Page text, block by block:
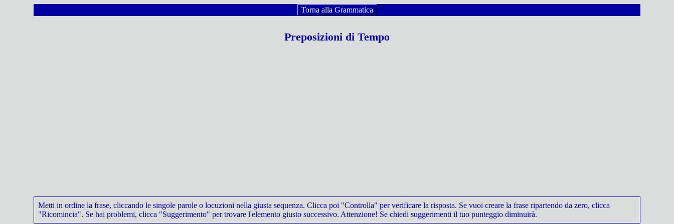
Torna alla Grammatica
Preposizioni di Tempo
Metti in ordine la frase, cliccando le singole parole o locuzioni nella giusta sequenza. Clicca poi "Controlla" per verificare la risposta. Se vuoi creare la frase ripartendo da zero, clicca
"Ricomincia". Se hai problemi, clicca "Suggerimento" per trovare l'elemento giusto successivo. Attenzione! Se chiedi suggerimenti il tuo punteggio diminuirà.